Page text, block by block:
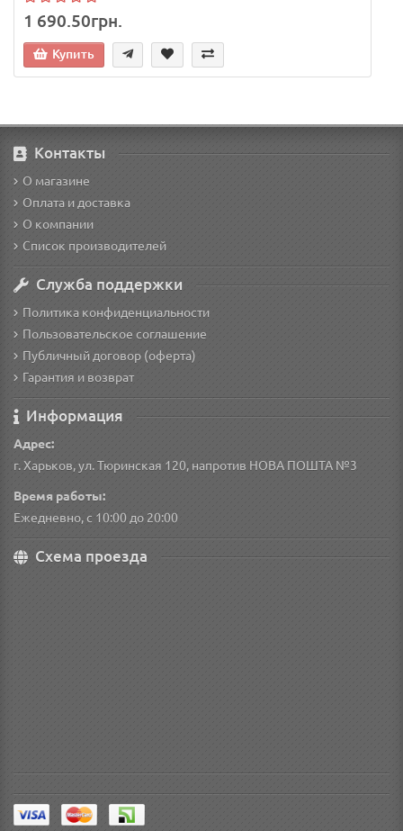
1 690.50грн.
Купить
Контакты
О магазине
Оплата и доставка
О компании
Список производителей
Служба поддержки
Политика конфиденциальности
Пользовательское соглашение
Публичный договор (оферта)
Гарантия и возврат
Информация
Адрес:
г. Харьков, ул. Тюринская 120, напротив НОВА ПОШТА №3
Время работы:
Ежедневно, с 10:00 до 20:00
Схема проезда